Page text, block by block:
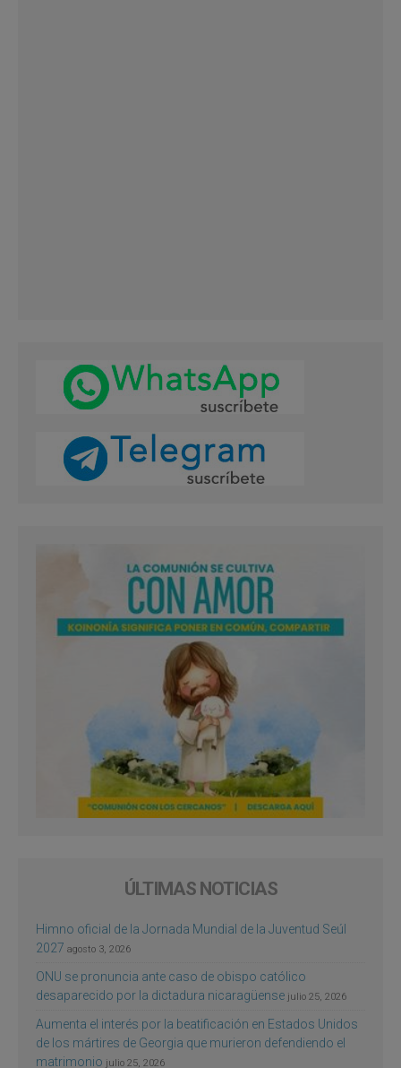
ÚLTIMAS NOTICIAS
Himno oficial de la Jornada Mundial de la Juventud Seúl
2027 agosto 3, 2026
ONU se pronuncia ante caso de obispo católico
desaparecido por la dictadura nicaragüense julio 25, 2026
Aumenta el interés por la beatificación en Estados Unidos
de los mártires de Georgia que murieron defendiendo el
matrimonio julio 25, 2026